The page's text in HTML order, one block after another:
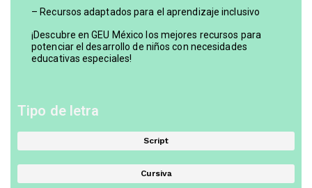
– Recursos adaptados para el aprendizaje inclusivo
¡Descubre en GEU México los mejores recursos para
potenciar el desarrollo de niños con necesidades
educativas especiales!
Tipo de letra
Script
Cursiva